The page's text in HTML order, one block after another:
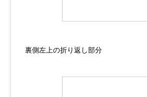
裏側左上の折り返し部分